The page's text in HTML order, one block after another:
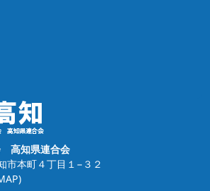
高知県連合会
市本町４丁目１−３２